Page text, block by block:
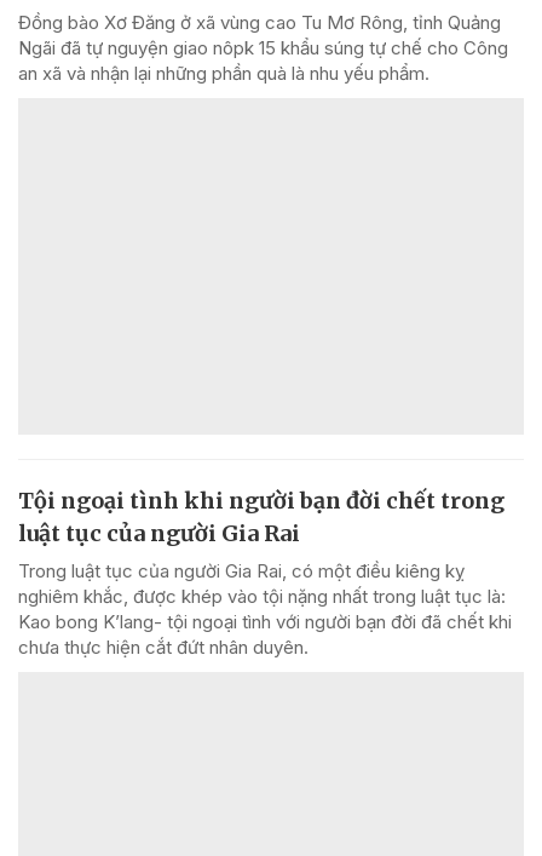
Đồng bào Xơ Đăng ở xã vùng cao Tu Mơ Rông, tỉnh Quảng
Ngãi đã tự nguyện giao nôpk 15 khẩu súng tự chế cho Công
an xã và nhận lại những phần quà là nhu yếu phẩm.
Tội ngoại tình khi người bạn đời chết trong
luật tục của người Gia Rai
Trong luật tục của người Gia Rai, có một điều kiêng kỵ
nghiêm khắc, được khép vào tội nặng nhất trong luật tục là:
Kao bong K’lang- tội ngoại tình với người bạn đời đã chết khi
chưa thực hiện cắt đứt nhân duyên.